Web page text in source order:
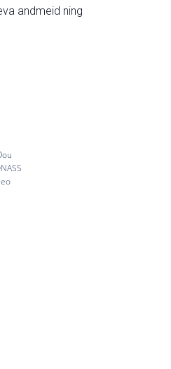
andmeid ning